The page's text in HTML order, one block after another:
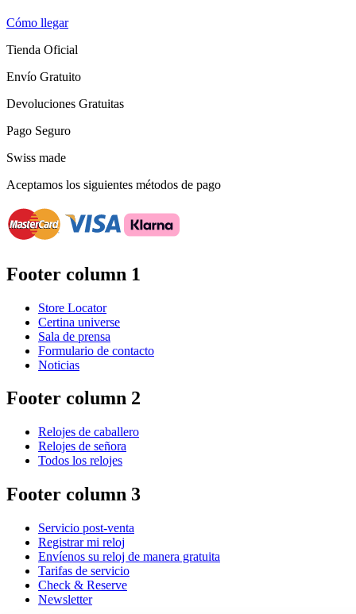
Cómo llegar
Tienda Oficial
Envío Gratuito
Devoluciones Gratuitas
Pago Seguro
Swiss made
Aceptamos los siguientes métodos de pago
Footer column 1
Store Locator
Certina universe
Sala de prensa
Formulario de contacto
Noticias
Footer column 2
Relojes de caballero
Relojes de señora
Todos los relojes
Footer column 3
Servicio post-venta
Registrar mi reloj
Envíenos su reloj de manera gratuita
Tarifas de servicio
Check & Reserve
Newsletter